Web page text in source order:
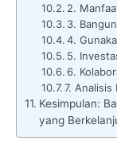
2.
3.
4.
5.
6.
7. Analisis
Kesimpulan:
yang